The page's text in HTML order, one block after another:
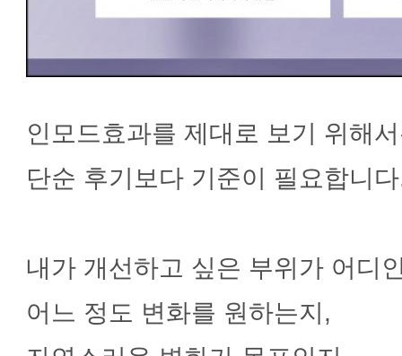
인모드효과를 제대로 보기 위해
단순 후기보다 기준이 필요합니
내가 개선하고 싶은 부위가 어디
어느 정도 변화를 원하는지,